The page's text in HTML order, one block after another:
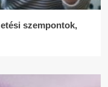
szempontok,